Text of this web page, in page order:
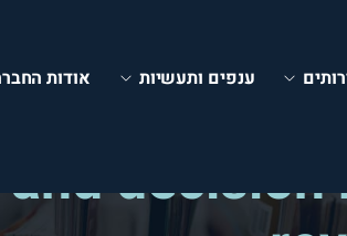
ענפים ותעשיות אודות